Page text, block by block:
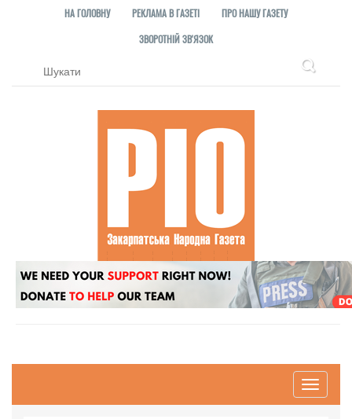
НА ГОЛОВНУ РЕКЛАМА В ГАЗЕТІ
ПРО НАШУ ГАЗЕТУ
ЗВОРОТНІЙ ЗВ'ЯЗОК
Toggle